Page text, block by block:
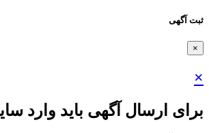
ثبت آگهی
×
×
برای ارسال آگهی باید وارد